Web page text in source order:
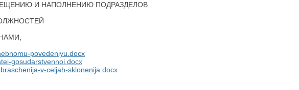
И НАПОЛНЕНИЮ ПОДРАЗДЕЛОВ
povedeniyu.docx
gosudarstvennoi.docx
v-celjah-sklonenija.docx